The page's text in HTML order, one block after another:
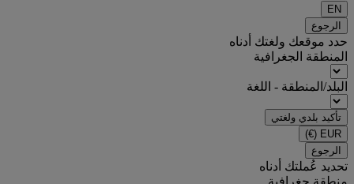
EN
الرجوع
حدد موقعك ولغتك أدناه
المنطقة الجغرافية
البلد/المنطقة - اللغة
تأكيد بلدي ولغتي
EUR
(€)
الرجوع
تحديد عُملتك أدناه
منطقة جغرافية